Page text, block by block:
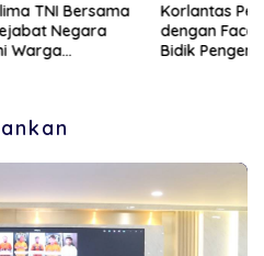
Korlantas Perkuat ETLE
dengan Face Recognition,
Bidik Pengendara Berpelat